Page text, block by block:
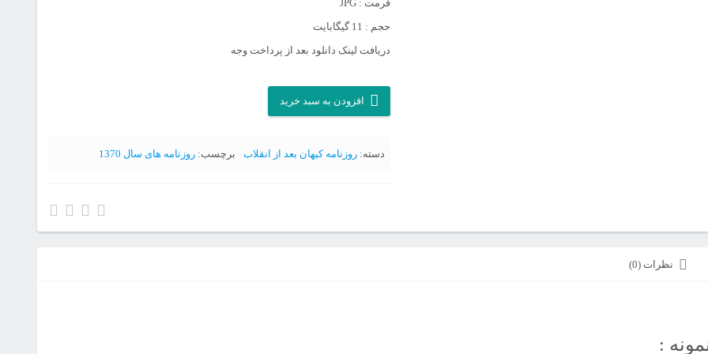
فرمت : JPG
حجم : 11 گیگابایت
دریافت لینک دانلود بعد از پرداخت وجه
آرشیو
روزنامه
افزودن به سبد خرید
دسته: روزنامه کیهان بعد از انقلاب برچسب: روزنامه های سال 1370
نظرات (0)
: